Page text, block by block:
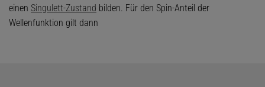
einen Singulett-Zustand bilden. Für den Spin-Anteil der
Wellenfunktion gilt dann